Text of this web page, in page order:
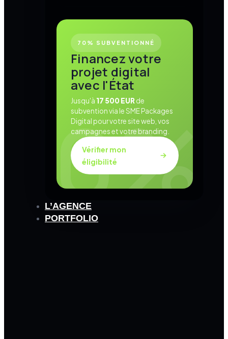
70% SUBVENTIONNÉ
Financez votre
projet digital
avec l'État
Jusqu'à 17 500 EUR de
subvention via le SME Packages
Digital pour votre site web, vos
campagnes et votre branding.
Vérifier mon
éligibilité
L’AGENCE
PORTFOLIO